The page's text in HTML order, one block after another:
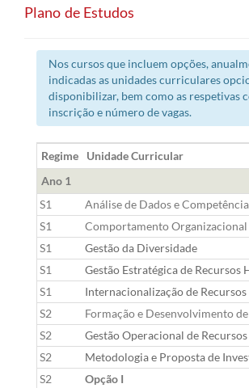
Plano de Estudos
Nos cursos que incluem opções,
indicadas as unidades curriculares
disponibilizar, bem como as respetivas
inscrição e número de vagas.
Regime Unidade Curricular
Ano 1
S1
Análise de Dados e
S1
Comportamento Organizacional
S1
Gestão da Diversidade
S1
Gestão Estratégica de Recursos
S1
Internacionalização de
S2
Formação e Desenvolvimento de
S2
Gestão Operacional de
S2
Metodologia e Proposta de
S2
Opção I